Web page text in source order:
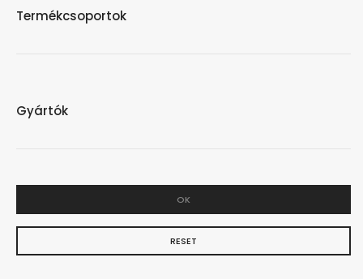
Termékcsoportok
Gyártók
OK
RESET